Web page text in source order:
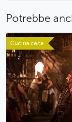
Potrebbe
Cucina ceca